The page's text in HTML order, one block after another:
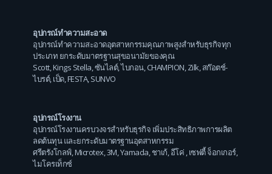
อุปกรณ์ทำความสะอาด
อุปกรณ์ทำความสะอาดอุตสาหกรรมคุณภาพสูงสำหรับธุรกิจทุก
ประเภท ยกระดับมาตรฐานสุขอนามัยของคุณ
Scott,Kings Stella,ซันไลต์,ไบกอน,CHAMPION,Zilk,สก๊อตช์-
ไบรต์,เป็ด,FESTA,SUNVO
อุปกรณ์โรงงาน
อุปกรณ์โรงงานครบวงจรสำหรับธุรกิจ เพิ่มประสิทธิภาพการผลิต
ลดต้นทุน และยกระดับมาตรฐานอุตสาหกรรม
ศรีตรังโกลฟ์,Microtex,3M,Yamada,ชาเก้,อีโค่ ,เซฟตี้ จ็อกเกอร์,
ไมโครเท็กซ์